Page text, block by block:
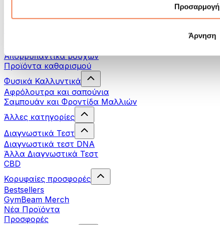
Προσαρμογή
Άρνηση
Θεραπεία με Κόκκινο Φως
Απορρυπαντικά ρούχων
Προϊόντα καθαρισμού
Φυσικά Καλλυντικά
Αφρόλουτρα και σαπούνια
Σαμπουάν και Φροντίδα Μαλλιών
Άλλες κατηγορίες
Διαγνωστικά Τεστ
Διαγνωστικά τεστ DNA
Άλλα Διαγνωστικά Τεστ
CBD
Κορυφαίες προσφορές
Bestsellers
GymBeam Merch
Νέα Προϊόντα
Προσφορές